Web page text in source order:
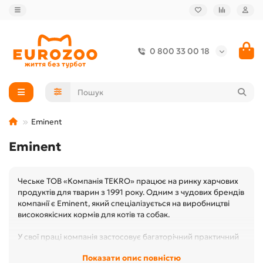
0 800 33 00 18
Eminent
Eminent
Чеське ТОВ «Компанія TEKRO» працює на ринку харчових
продуктів для тварин з 1991 року. Одним з чудових брендів
компанії є Eminent, який спеціалізується на виробництві
високоякісних кормів для котів та собак.
У свої праці компанія застосовує багаторічний практичний
При цьому виробники розуміють, що без суворого
Показати опис повністю